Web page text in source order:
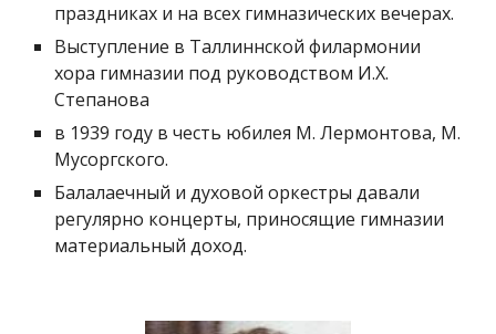
праздниках и на всех гимназических вечерах.
Выступление в Таллиннской филармонии
хора гимназии под руководством И.Х.
Степанова
в 1939 году в честь юбилея М. Лермонтова, М.
Мусоргского.
Балалаечный и духовой оркестры давали
регулярно концерты, приносящие гимназии
материальный доход.